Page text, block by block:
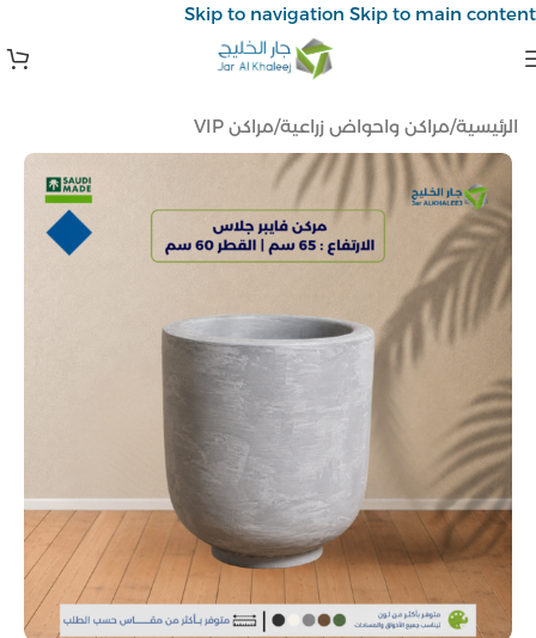
Skip to navigation Skip to main content
الرئيسية/مراكن واحواض زراعية/مراكن VIP